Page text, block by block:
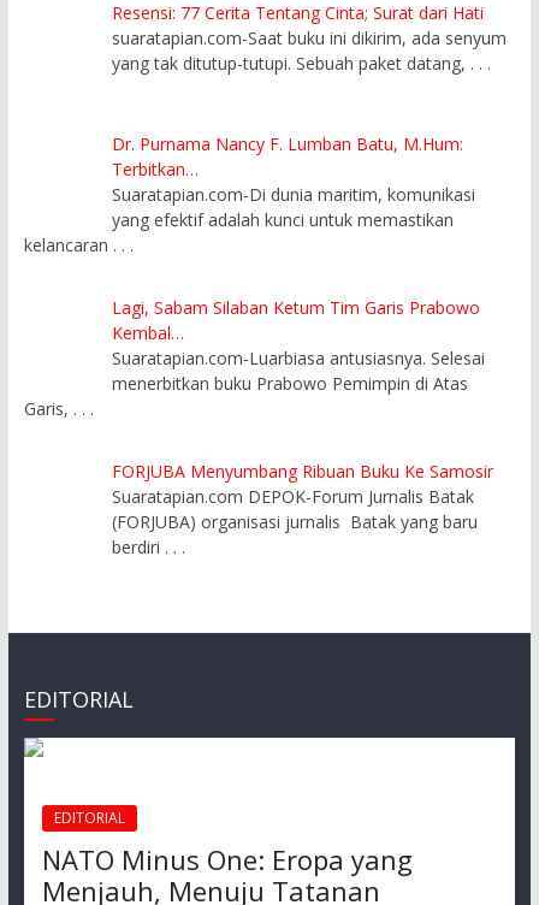
Resensi: 77 Cerita Tentang Cinta; Surat dari Hati
suaratapian.com-Saat buku ini dikirim, ada senyum
yang tak ditutup-tutupi. Sebuah paket datang, . . .
Dr. Purnama Nancy F. Lumban Batu, M.Hum:
Terbitkan…
Suaratapian.com-Di dunia maritim, komunikasi
yang efektif adalah kunci untuk memastikan
kelancaran . . .
Lagi, Sabam Silaban Ketum Tim Garis Prabowo
Kembal…
Suaratapian.com-Luarbiasa antusiasnya. Selesai
menerbitkan buku Prabowo Pemimpin di Atas
Garis, . . .
FORJUBA Menyumbang Ribuan Buku Ke Samosir
Suaratapian.com DEPOK-Forum Jurnalis Batak
(FORJUBA) organisasi jurnalis Batak yang baru
berdiri . . .
EDITORIAL
EDITORIAL
NATO Minus One: Eropa yang
Menjauh, Menuju Tatanan